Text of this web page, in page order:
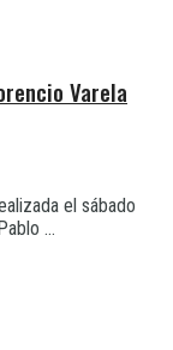
Varela
el sábado
...